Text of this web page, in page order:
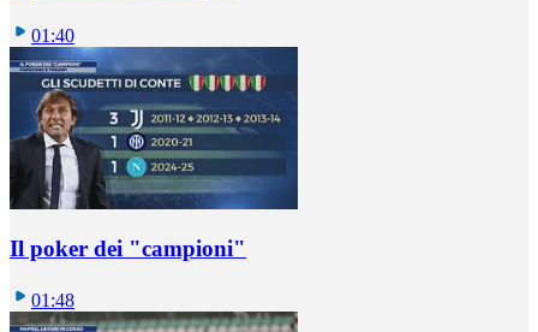
01:40
Il poker dei "campioni"
01:48